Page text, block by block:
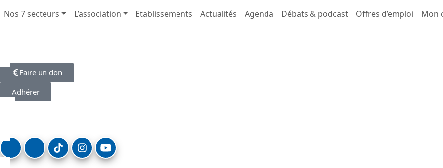
Nos 7 secteurs L’association Etablissements Actualités Agenda Débats & podcast Offres d’emploi Mon
Faire un don
Adhérer